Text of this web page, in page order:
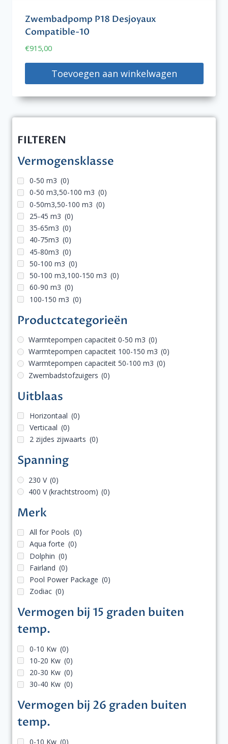
Zwembadpomp P18 Desjoyaux
Compatible-10
€915,00
Toevoegen aan winkelwagen
FILTEREN
Vermogensklasse
0-50 m3 (0)
0-50 m3,50-100 m3 (0)
0-50m3,50-100 m3 (0)
25-45 m3 (0)
35-65m3 (0)
40-75m3 (0)
45-80m3 (0)
50-100 m3 (0)
50-100 m3,100-150 m3 (0)
60-90 m3 (0)
100-150 m3 (0)
Productcategorieën
Warmtepompen capaciteit 0-50 m3 (0)
Warmtepompen capaciteit 100-150 m3 (0)
Warmtepompen capaciteit 50-100 m3 (0)
Zwembadstofzuigers (0)
Uitblaas
Horizontaal (0)
Verticaal (0)
2 zijdes zijwaarts (0)
Spanning
230 V (0)
400 V (krachtstroom) (0)
Merk
All for Pools (0)
Aqua forte (0)
Dolphin (0)
Fairland (0)
Pool Power Package (0)
Zodiac (0)
Vermogen bij 15 graden buiten
temp.
0-10 Kw (0)
10-20 Kw (0)
20-30 Kw (0)
30-40 Kw (0)
Vermogen bij 26 graden buiten
temp.
0-10 Kw (0)